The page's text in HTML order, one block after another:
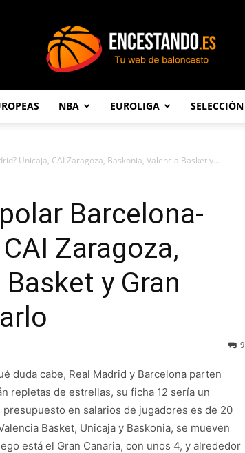
NBA EUROLIGA SELECCIÓN
Unicaja, CAI Zaragoza, Baskonia, Valencia Basket y...
Barcelona-
Zaragoza,
y Gran
9
duda cabe, Real Madrid y Barcelona parten
repletas de estrellas, su ficha 12 sería un
en salarios de jugadores es de 20
Basket, Unicaja y Baskonia, se mueven
está el Gran Canaria, con unos 4, y alrededor